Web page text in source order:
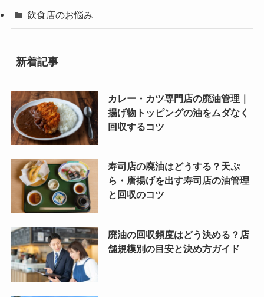
飲食店のお悩み
新着記事
カレー・カツ専門店の廃油管理｜
揚げ物トッピングの油をムダなく
回収するコツ
寿司店の廃油はどうする？天ぷ
ら・唐揚げを出す寿司店の油管理
と回収のコツ
廃油の回収頻度はどう決める？店
舗規模別の目安と決め方ガイド